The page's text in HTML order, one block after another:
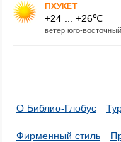
ПХУКЕТ
+24 ... +26℃
ветер юго-
О Библио-Глобус
Фирменный стиль